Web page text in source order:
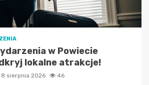
w Powiecie
lokalne atrakcje!
8 sierpnia 2026 46